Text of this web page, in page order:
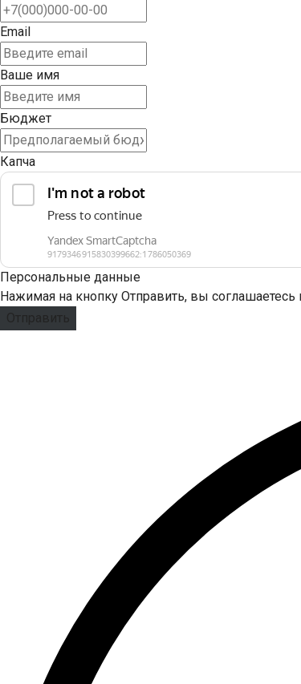
Email
Ваше имя
Бюджет
Капча
Персональные данные
Нажимая на кнопку Отправить, вы
Отправить